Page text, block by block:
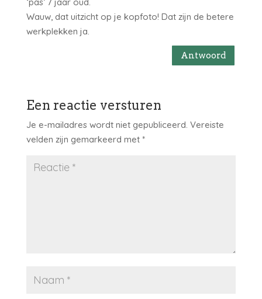
Wauw, dat uitzicht op je kopfoto! Dat zijn de betere
werkplekken ja.
Antwoord
Een reactie versturen
Je e-mailadres wordt niet gepubliceerd. Vereiste
velden zijn gemarkeerd met *